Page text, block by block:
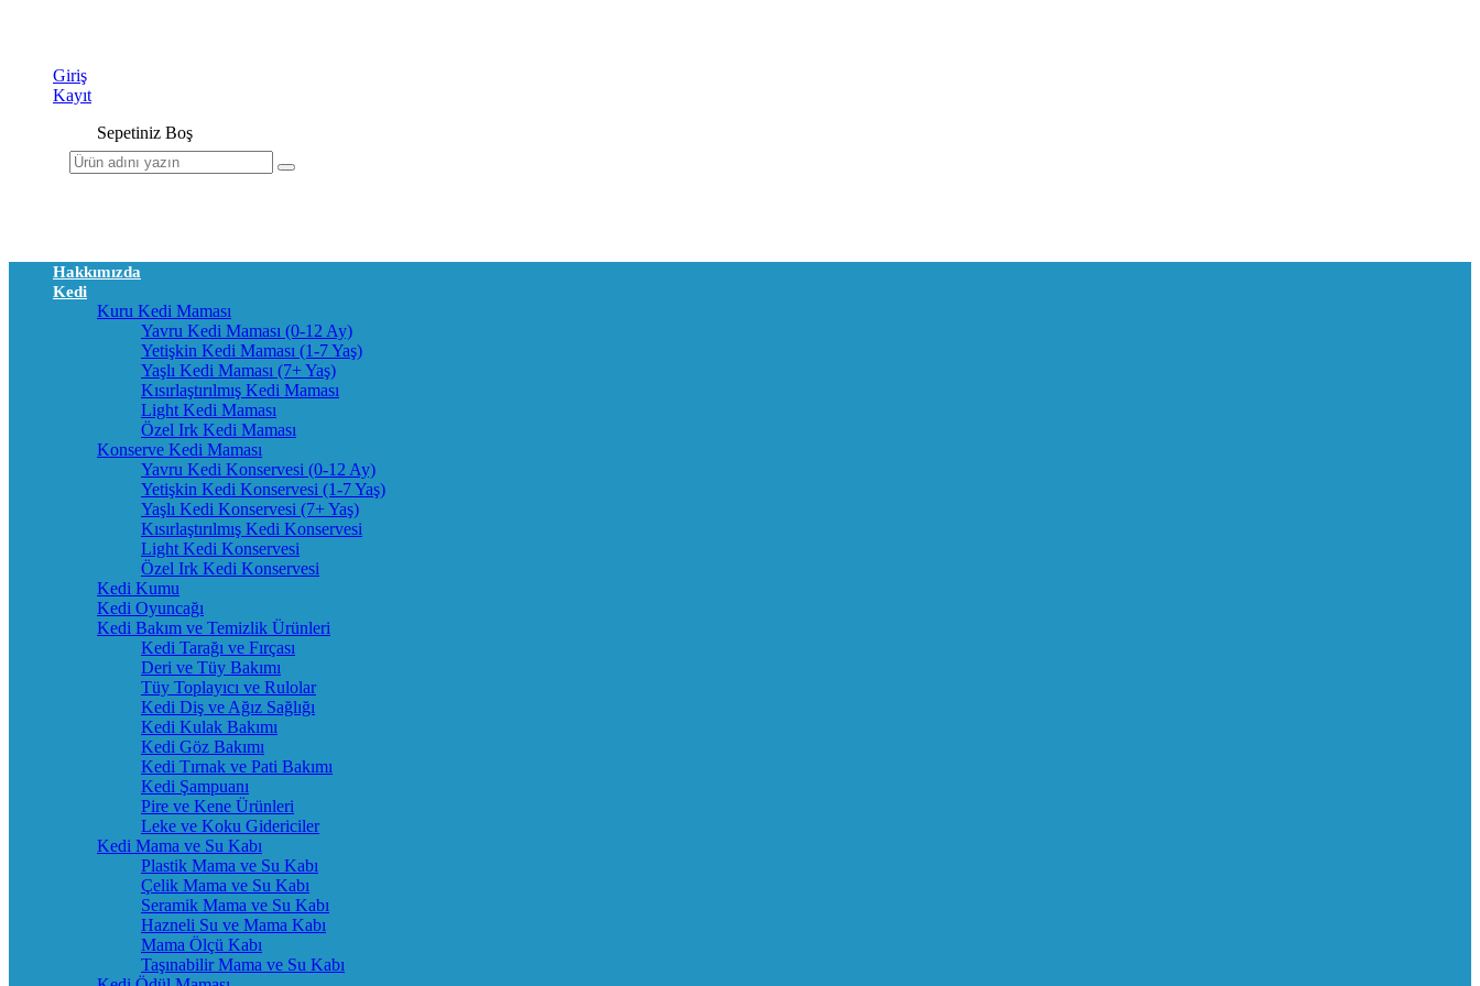
Giriş
Kayıt
Sepetiniz Boş
Hakkımızda
Kedi
Kuru Kedi Maması
Yavru Kedi Maması (0-12 Ay)
Yetişkin Kedi Maması (1-7 Yaş)
Yaşlı Kedi Maması (7+ Yaş)
Kısırlaştırılmış Kedi Maması
Light Kedi Maması
Özel Irk Kedi Maması
Konserve Kedi Maması
Yavru Kedi Konservesi (0-12 Ay)
Yetişkin Kedi Konservesi (1-7 Yaş)
Yaşlı Kedi Konservesi (7+ Yaş)
Kısırlaştırılmış Kedi Konservesi
Light Kedi Konservesi
Özel Irk Kedi Konservesi
Kedi Kumu
Kedi Oyuncağı
Kedi Bakım ve Temizlik Ürünleri
Kedi Tarağı ve Fırçası
Deri ve Tüy Bakımı
Tüy Toplayıcı ve Rulolar
Kedi Diş ve Ağız Sağlığı
Kedi Kulak Bakımı
Kedi Göz Bakımı
Kedi Tırnak ve Pati Bakımı
Kedi Şampuanı
Pire ve Kene Ürünleri
Leke ve Koku Gidericiler
Kedi Mama ve Su Kabı
Plastik Mama ve Su Kabı
Çelik Mama ve Su Kabı
Seramik Mama ve Su Kabı
Hazneli Su ve Mama Kabı
Mama Ölçü Kabı
Taşınabilir Mama ve Su Kabı